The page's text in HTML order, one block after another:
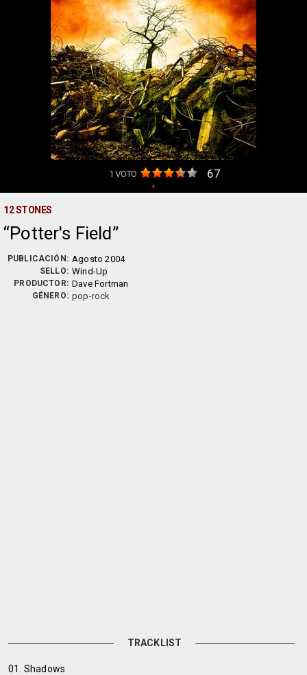
1 VOTO 67
+
12 STONES
Potter's Field
PUBLICACIÓN: Agosto 2004
SELLO: Wind-Up
PRODUCTOR: Dave Fortman
GÉNERO: pop-rock
TRACKLIST
01. Shadows